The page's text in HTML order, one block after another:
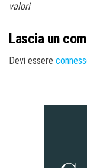
valori
Lascia un
Devi essere